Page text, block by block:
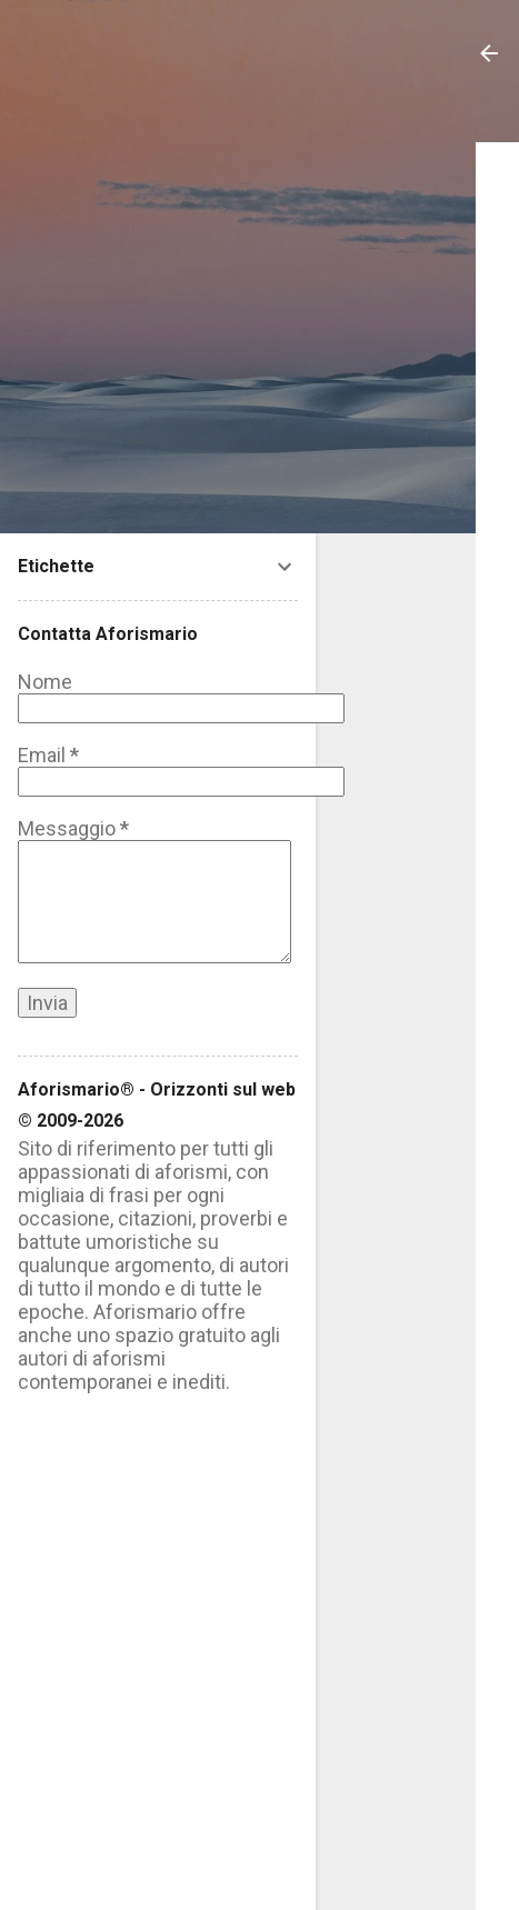
Etichette
Contatta Aforismario
Nome
Email *
Messaggio*
Aforismario® - Orizzonti sul web
© 2009-2026
Sito di riferimento per tutti gli
appassionati di aforismi, con
migliaia di frasi per ogni
occasione, citazioni, proverbi e
battute umoristiche su
qualunque argomento, di autori
di tutto il mondo e di tutte le
epoche. Aforismario offre
anche uno spazio gratuito agli
autori di aforismi
contemporanei e inediti.